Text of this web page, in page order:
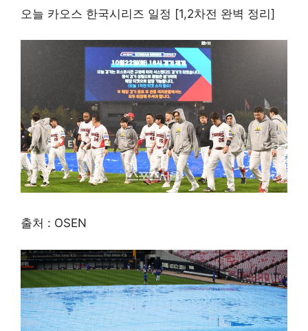
오늘 카오스 한국시리즈 일정 [1,2차전 완벽 정리]
출처 : OSEN